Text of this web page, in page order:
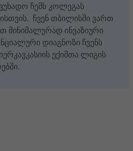
ჩემს კოლეგას
ჩვენ თბილისში ვართ
მინიმალურად ინვაზიური
დიაგნოზი ჩვენს
ექიმთა ლიგის